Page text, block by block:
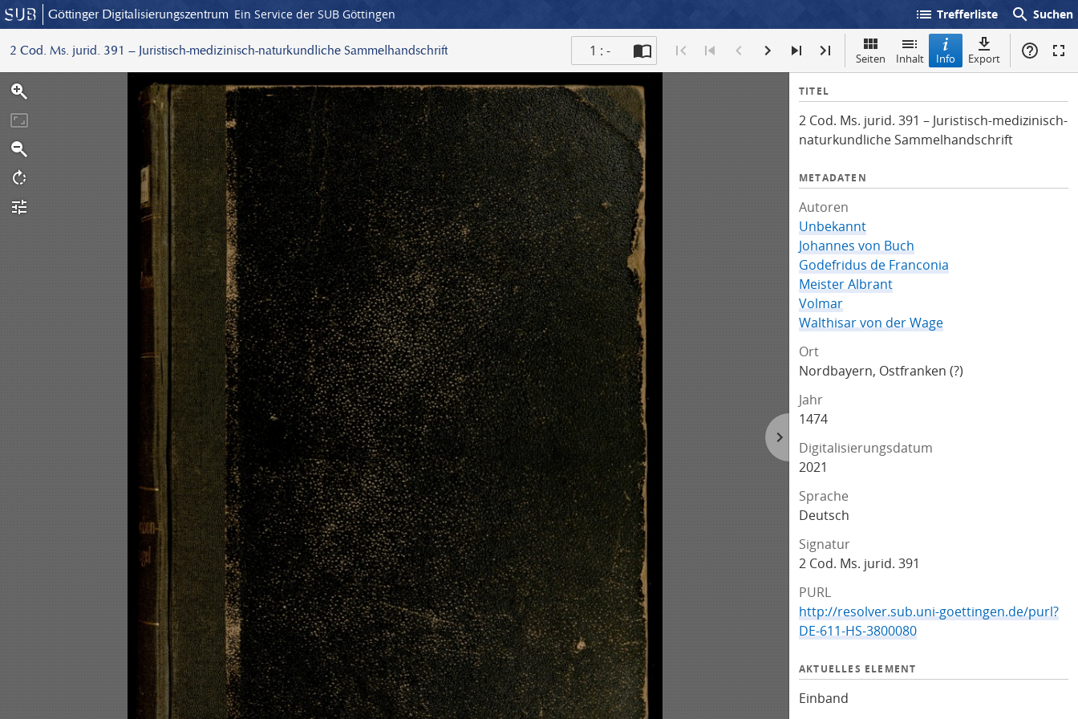
Göttinger Digitalisierungszentrum Ein Service der SUB Göttingen list Trefferliste search Suchen
2 Cod. Ms. jurid. 391 – Juristisch-medizinisch-naturkundliche Sammelhandschrift 1 : - Seiten Inhalt Info Export
I
f
o
TITEL
2 Cod. Ms. jurid. 391 – Juristisch-medizinisch-
naturkundliche Sammelhandschrift
METADATEN
Autoren
Unbekannt
Johannes von Buch
Godefridus de Franconia
Meister Albrant
Volmar
Walthisar von der Wage
Ort
Nordbayern, Ostfranken (?)
Jahr
1474
Digitalisierungsdatum
2021
Sprache
Deutsch
Signatur
2 Cod. Ms. jurid. 391
PURL
http://resolver.sub.uni-goettingen.de/purl?
DE-611-HS-3800080
AKTUELLES ELEMENT
Einband